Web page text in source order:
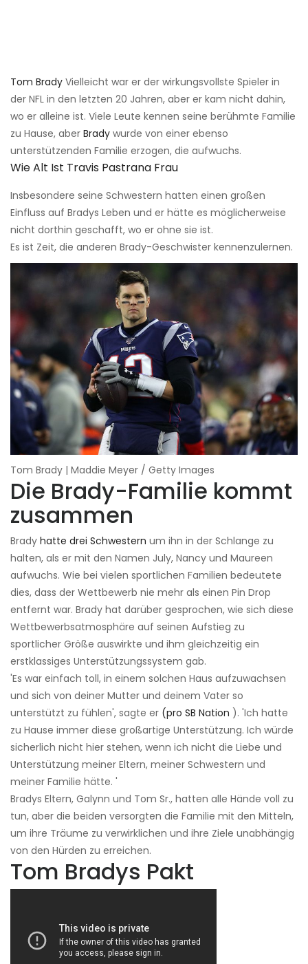
Tom Brady Vielleicht war er der wirkungsvollste Spieler in
der NFL in den letzten 20 Jahren, aber er kam nicht dahin,
wo er alleine ist. Viele Leute kennen seine berühmte Familie
zu Hause, aber Brady wurde von einer ebenso
unterstützenden Familie erzogen, die aufwuchs.
Wie Alt Ist Travis Pastrana Frau
Insbesondere seine Schwestern hatten einen großen
Einfluss auf Bradys Leben und er hätte es möglicherweise
nicht dorthin geschafft, wo er ohne sie ist.
Es ist Zeit, die anderen Brady-Geschwister kennenzulernen.
Tom Brady | Maddie Meyer / Getty Images
Die Brady-Familie kommt
zusammen
Brady hatte drei Schwestern um ihn in der Schlange zu
halten, als er mit den Namen July, Nancy und Maureen
aufwuchs. Wie bei vielen sportlichen Familien bedeutete
dies, dass der Wettbewerb nie mehr als einen Pin Drop
entfernt war. Brady hat darüber gesprochen, wie sich diese
Wettbewerbsatmosphäre auf seinen Aufstieg zu
sportlicher Größe auswirkte und ihm gleichzeitig ein
erstklassiges Unterstützungssystem gab.
'Es war einfach toll, in einem solchen Haus aufzuwachsen
und sich von deiner Mutter und deinem Vater so
unterstützt zu fühlen', sagte er (pro SB Nation ). 'Ich hatte
zu Hause immer diese großartige Unterstützung. Ich würde
sicherlich nicht hier stehen, wenn ich nicht die Liebe und
Unterstützung meiner Eltern, meiner Schwestern und
meiner Familie hätte. '
Bradys Eltern, Galynn und Tom Sr., hatten alle Hände voll zu
tun, aber die beiden versorgten die Familie mit den Mitteln,
um ihre Träume zu verwirklichen und ihre Ziele unabhängig
von den Hürden zu erreichen.
Tom Bradys Pakt